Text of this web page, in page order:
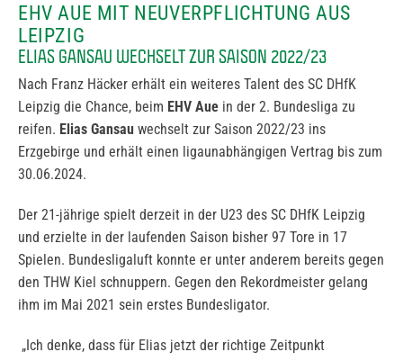
EHV AUE MIT NEUVERPFLICHTUNG AUS
LEIPZIG
ELIAS GANSAU WECHSELT ZUR SAISON 2022/23
Nach Franz Häcker erhält ein weiteres Talent des SC DHfK
Leipzig die Chance, beim EHV Aue in der 2. Bundesliga zu
reifen. Elias Gansau wechselt zur Saison 2022/23 ins
Erzgebirge und erhält einen ligaunabhängigen Vertrag bis zum
30.06.2024.
Der 21-jährige spielt derzeit in der U23 des SC DHfK Leipzig
und erzielte in der laufenden Saison bisher 97 Tore in 17
Spielen. Bundesligaluft konnte er unter anderem bereits gegen
den THW Kiel schnuppern. Gegen den Rekordmeister gelang
ihm im Mai 2021 sein erstes Bundesligator.
„Ich denke, dass für Elias jetzt der richtige Zeitpunkt